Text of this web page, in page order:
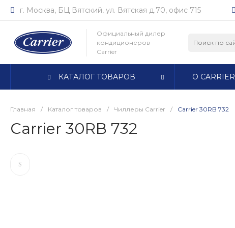
г. Москва, БЦ Вятский, ул. Вятская д.70, офис 715
Официальный дилер
кондиционеров
Carrier
КАТАЛОГ ТОВАРОВ О CARRIER
Главная / Каталог товаров / Чиллеры Carrier / Carrier 30RB 732
Carrier 30RB 732